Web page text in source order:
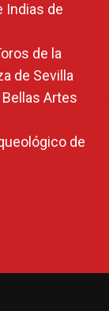
Indias de
de la
de Sevilla
Artes
de